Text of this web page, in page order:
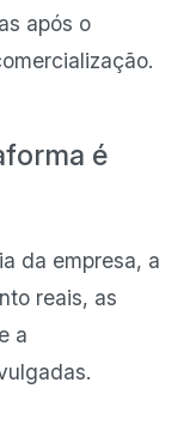
após o
é
da empresa, a
reais, as
a